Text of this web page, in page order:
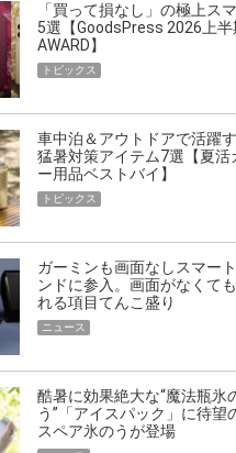
「買って損なし」の極上ス
5選【GoodsPress 2026上半
AWARD】
トピックス
車中泊＆アウトドアで活躍
猛暑対策アイテム7選【夏活
ー用品ベストバイ】
トピックス
ガーミンも画面なしスマー
ンドに参入。画面がなくて
れる項目てんこ盛り
ニュース
酷暑に効果絶大な“魔法瓶氷
う”「アイスパック」に待望
スペア氷のうが登場